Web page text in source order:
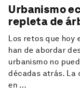
Urbanismo
repleta de
Los retos que hoy
han de abordar
urbanismo no
décadas atrás. La
en ...